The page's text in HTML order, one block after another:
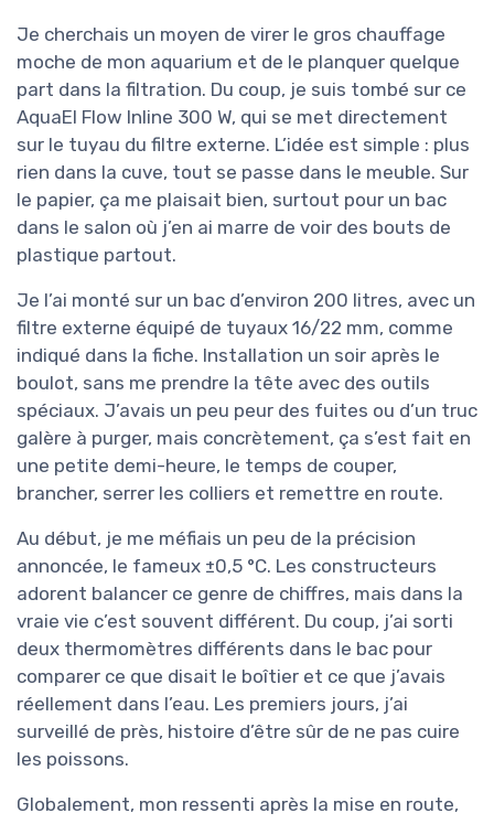
Je cherchais un moyen de virer le gros chauffage
moche de mon aquarium et de le planquer quelque
part dans la filtration. Du coup, je suis tombé sur ce
AquaEl Flow Inline 300 W, qui se met directement
sur le tuyau du filtre externe. L’idée est simple : plus
rien dans la cuve, tout se passe dans le meuble. Sur
le papier, ça me plaisait bien, surtout pour un bac
dans le salon où j’en ai marre de voir des bouts de
plastique partout.
Je l’ai monté sur un bac d’environ 200 litres, avec un
filtre externe équipé de tuyaux 16/22 mm, comme
indiqué dans la fiche. Installation un soir après le
boulot, sans me prendre la tête avec des outils
spéciaux. J’avais un peu peur des fuites ou d’un truc
galère à purger, mais concrètement, ça s’est fait en
une petite demi-heure, le temps de couper,
brancher, serrer les colliers et remettre en route.
Au début, je me méfiais un peu de la précision
annoncée, le fameux ±0,5 °C. Les constructeurs
adorent balancer ce genre de chiffres, mais dans la
vraie vie c’est souvent différent. Du coup, j’ai sorti
deux thermomètres différents dans le bac pour
comparer ce que disait le boîtier et ce que j’avais
réellement dans l’eau. Les premiers jours, j’ai
surveillé de près, histoire d’être sûr de ne pas cuire
les poissons.
Globalement, mon ressenti après la mise en route,